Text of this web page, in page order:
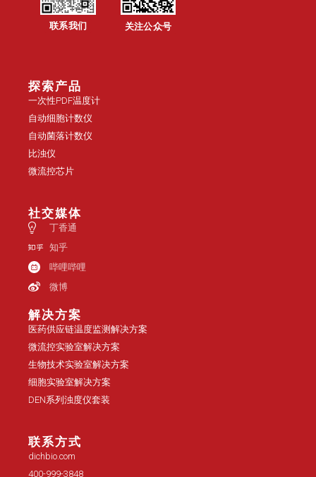
联系我们 关注公众号
探索产品
一次性PDF温度计
自动细胞计数仪
自动菌落计数仪
比浊仪
微流控芯片
社交媒体
丁香通
知乎
哔哩哔哩
微博
解决方案
医药供应链温度监测解决方案
微流控实验室解决方案
生物技术实验室解决方案
细胞实验室解决方案
DEN系列浊度仪套装
联系方式
dichbio.com
400-999-3848